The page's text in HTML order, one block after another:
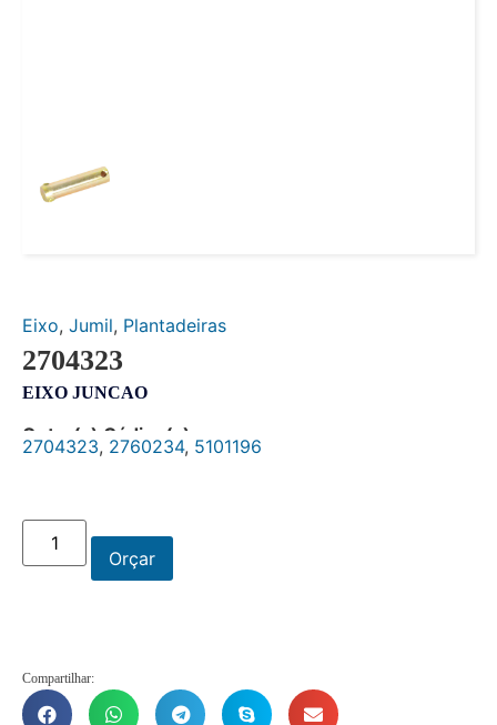
Eixo, Jumil, Plantadeiras
2704323
EIXO JUNCAO
Outro(s) Código(s):
2704323, 2760234, 5101196
Orçar
Compartilhar: